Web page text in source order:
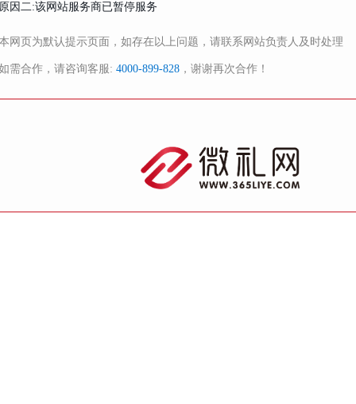
因二:该网站服务商已暂停服务
网页为默认提示页面，如存在以上问题，请联系网站负责人及时处理
需合作，请咨询客服: 4000-899-828 ，谢谢再次合作！